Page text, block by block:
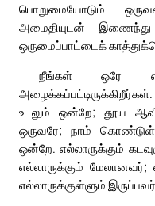
பொறுமையோடும்
அமைதியுடன்
ஒருமைப்பாட்டைக்
நீங்கள் ஒரே
உடலும் ஒன்றே; தூய
ஒருவரே; நாம்
ஒன்றே. எல்லாருக்கும்
எல்லாருக்கும் மேலானவர்;
எல்லாருக்குள்ளும்